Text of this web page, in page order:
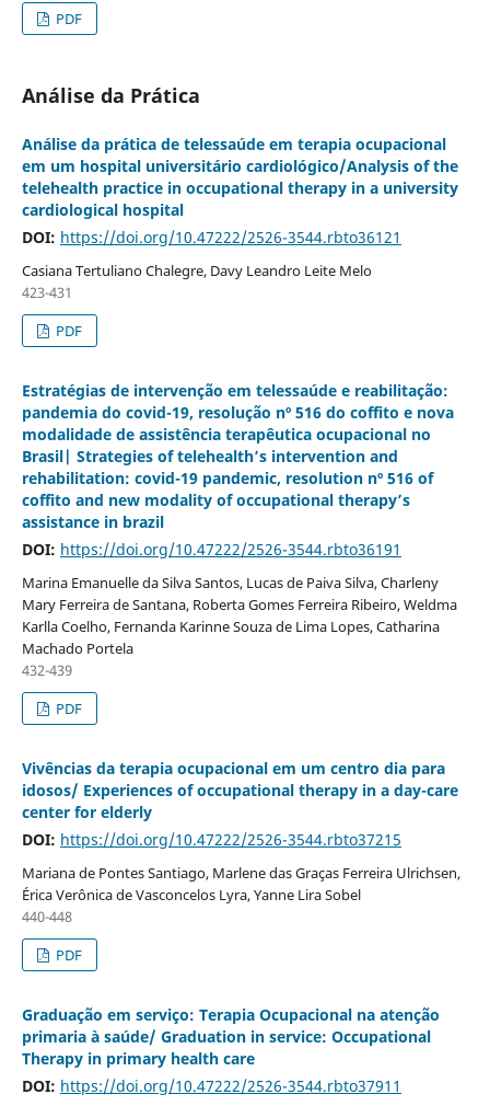
PDF
Análise da Prática
Análise da prática de telessaúde em terapia ocupacional
em um hospital universitário cardiológico/Analysis of the
telehealth practice in occupational therapy in a university
cardiological hospital
DOI: https://doi.org/10.47222/2526-3544.rbto36121
Casiana Tertuliano Chalegre, Davy Leandro Leite Melo
423-431
PDF
Estratégias de intervenção em telessaúde e reabilitação:
pandemia do covid-19, resolução nº 516 do coffito e nova
modalidade de assistência terapêutica ocupacional no
Brasil| Strategies of telehealth’s intervention and
rehabilitation: covid-19 pandemic, resolution nº 516 of
coffito and new modality of occupational therapy’s
assistance in brazil
DOI: https://doi.org/10.47222/2526-3544.rbto36191
Marina Emanuelle da Silva Santos, Lucas de Paiva Silva, Charleny
Mary Ferreira de Santana, Roberta Gomes Ferreira Ribeiro, Weldma
Karlla Coelho, Fernanda Karinne Souza de Lima Lopes, Catharina
Machado Portela
432-439
PDF
Vivências da terapia ocupacional em um centro dia para
idosos/ Experiences of occupational therapy in a day-care
center for elderly
DOI: https://doi.org/10.47222/2526-3544.rbto37215
Mariana de Pontes Santiago, Marlene das Graças Ferreira Ulrichsen,
Érica Verônica de Vasconcelos Lyra, Yanne Lira Sobel
440-448
PDF
Graduação em serviço: Terapia Ocupacional na atenção
primaria à saúde/ Graduation in service: Occupational
Therapy in primary health care
DOI: https://doi.org/10.47222/2526-3544.rbto37911